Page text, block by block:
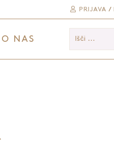
PRIJAVA /
Išči ...
O NAS